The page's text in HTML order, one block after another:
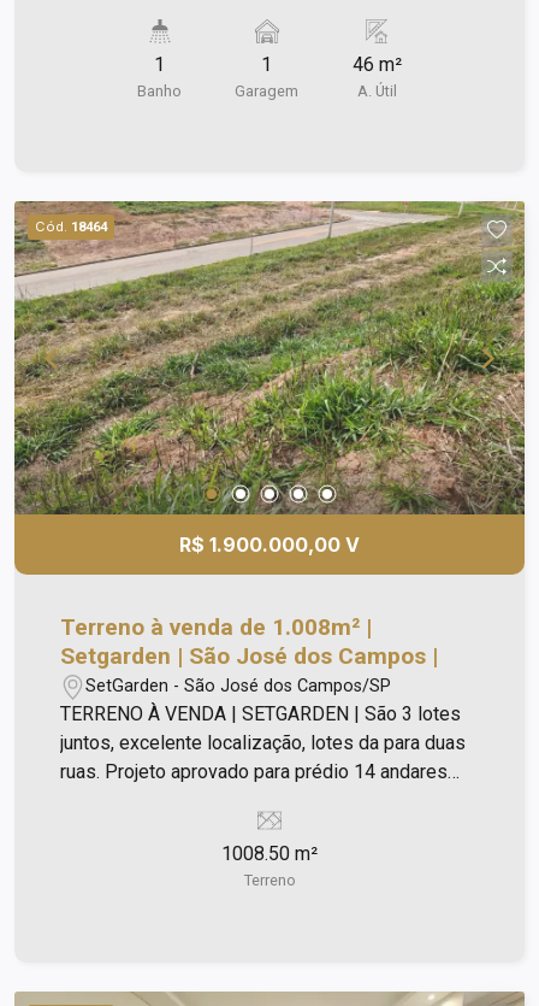
vaga de garagem. Agende uma vista!
1
Banho
1
Garagem
46 m²
A. Útil
Cód. 18464
R$ 1.900.000,00 V
Terreno à venda de 1.008m² |
Setgarden | São José dos Campos |
SetGarden - São José dos Campos/SP
TERRENO À VENDA | SETGARDEN | São 3 lotes
juntos, excelente localização, lotes da para duas
ruas. Projeto aprovado para prédio 14 andares
1008.50 m²
Terreno